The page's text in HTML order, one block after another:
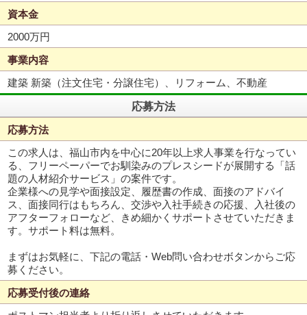
資本金
2000万円
事業内容
建築 新築（注文住宅・分譲住宅）、リフォーム、不動産
応募方法
応募方法
この求人は、福山市内を中心に20年以上求人事業を行なってい
る、フリーペーパーでお馴染みのプレスシードが展開する「話
題の人材紹介サービス」の案件です。
企業様への見学や面接設定、履歴書の作成、面接のアドバイ
ス、面接同行はもちろん、交渉や入社手続きの応援、入社後の
アフターフォローなど、きめ細かくサポートさせていただきま
す。サポート料は無料。
まずはお気軽に、下記の電話・Web問い合わせボタンからご応
募ください。
応募受付後の連絡